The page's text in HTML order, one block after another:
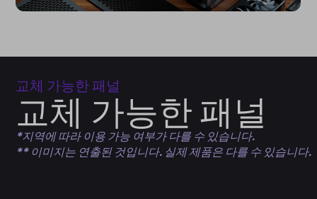
교체 가능한 패널
교체 가능한 패널
*지역에 따라 이용 가능 여부가 다를 수 있습니다.
** 이미지는 연출된 것입니다. 실제 제품은 다를 수 있습니다.